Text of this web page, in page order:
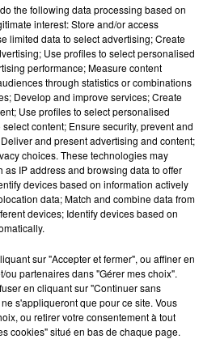
21 juillet 2020 à 0h00
de Baldenheim
Pascale
selestat.net
do the following data processing based on
interest: Store and/or access
limited data to select advertising; Create
Use profiles to select personalised
performance; Measure content
through statistics or combinations
Develop and improve services; Create
Use profiles to select personalised
content; Ensure security, prevent and
and present advertising and content;
choices. These technologies may
as IP address and browsing data to offer
devices based on information actively
data; Match and combine data from
devices; Identify devices based on
sur "Accepter et fermer", ou affiner en
partenaires dans "Gérer mes choix".
en cliquant sur "Continuer sans
s'appliqueront que pour ce site. Vous
ou retirer votre consentement à tout
cookies" situé en bas de chaque page.